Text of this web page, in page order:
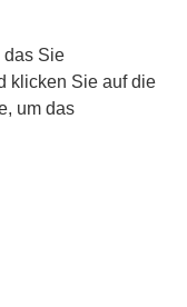
das Sie
klicken Sie auf die
um das